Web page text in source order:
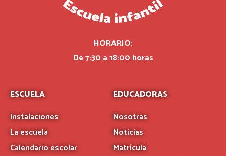
HORARIO:
De 7:30 a 18:00 horas
ESCUELA
Instalaciones
La escuela
Calendario escolar
EDUCADORAS
Nosotras
Noticias
Matrícula